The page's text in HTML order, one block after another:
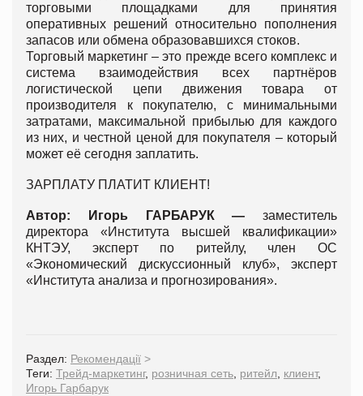
торговыми площадками для принятия
оперативных решений относительно пополнения
запасов или обмена образовавшихся стоков.
Торговый маркетинг – это прежде всего комплекс и
система взаимодействия всех партнёров
логистической цепи движения товара от
производителя к покупателю, с минимальными
затратами, максимальной прибылью для каждого
из них, и честной ценой для покупателя – который
может её сегодня заплатить.
ЗАРПЛАТУ ПЛАТИТ КЛИЕНТ!
Автор: Игорь ГАРБАРУК — заместитель
директора «Института высшей квалификации»
КНТЭУ, эксперт по ритейлу, член ОС
«Экономический дискуссионный клуб», эксперт
«Института анализа и прогнозирования».
Раздел: Рекомендації >
Теги: Трейд-маркетинг, розничная сеть, ритейл, клиент,
Игорь Гарбарук